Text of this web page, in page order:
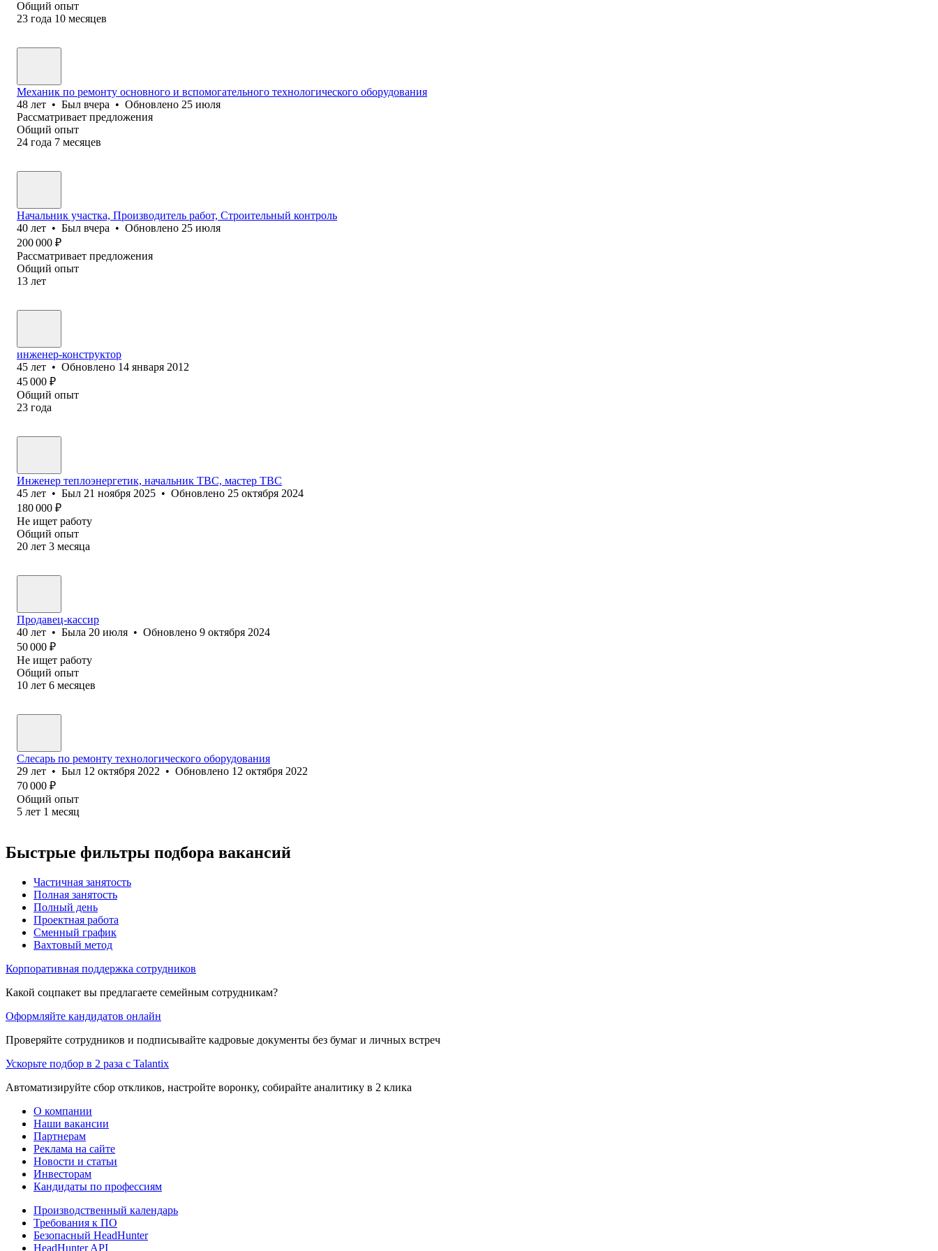
Общий опыт
23 года 10 месяцев
Механик по ремонту основного и вспомогательного технологического оборудования
48 лет • Был вчера • Обновлено 25 июля
Рассматривает предложения
Общий опыт
24 года 7 месяцев
Начальник участка, Производитель работ, Строительный контроль
40 лет • Был вчера • Обновлено 25 июля
200 000 ₽
Рассматривает предложения
Общий опыт
13 лет
инженер-конструктор
45 лет • Обновлено 14 января 2012
45 000 ₽
Общий опыт
23 года
Инженер теплоэнергетик, начальник ТВС, мастер ТВС
45 лет • Был 21 ноября 2025 • Обновлено 25 октября 2024
180 000 ₽
Не ищет работу
Общий опыт
20 лет 3 месяца
Продавец-кассир
40 лет • Была 20 июля • Обновлено 9 октября 2024
50 000 ₽
Не ищет работу
Общий опыт
10 лет 6 месяцев
Слесарь по ремонту технологического оборудования
29 лет • Был 12 октября 2022 • Обновлено 12 октября 2022
70 000 ₽
Общий опыт
5 лет 1 месяц
Быстрые фильтры подбора вакансий
Частичная занятость
Полная занятость
Полный день
Проектная работа
Сменный график
Вахтовый метод
Корпоративная поддержка сотрудников
Какой соцпакет вы предлагаете семейным сотрудникам?
Оформляйте кандидатов онлайн
Проверяйте сотрудников и подписывайте кадровые документы без бумаг и личных встреч
Ускорьте подбор в 2 раза с Talantix
Автоматизируйте сбор откликов, настройте воронку, собирайте аналитику в 2 клика
О компании
Наши вакансии
Партнерам
Реклама на сайте
Новости и статьи
Инвесторам
Кандидаты по профессиям
Производственный календарь
Требования к ПО
Безопасный HeadHunter
HeadHunter API